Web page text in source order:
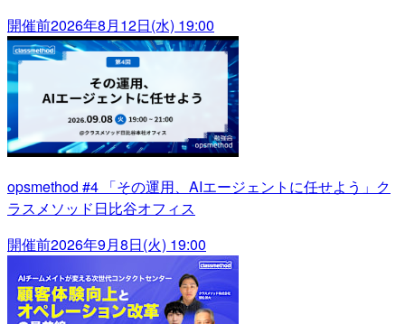
開催前2026年8月12日(水) 19:00
opsmethod #4 「その運用、AIエージェントに任せよう」ク
ラスメソッド日比谷オフィス
開催前2026年9月8日(火) 19:00